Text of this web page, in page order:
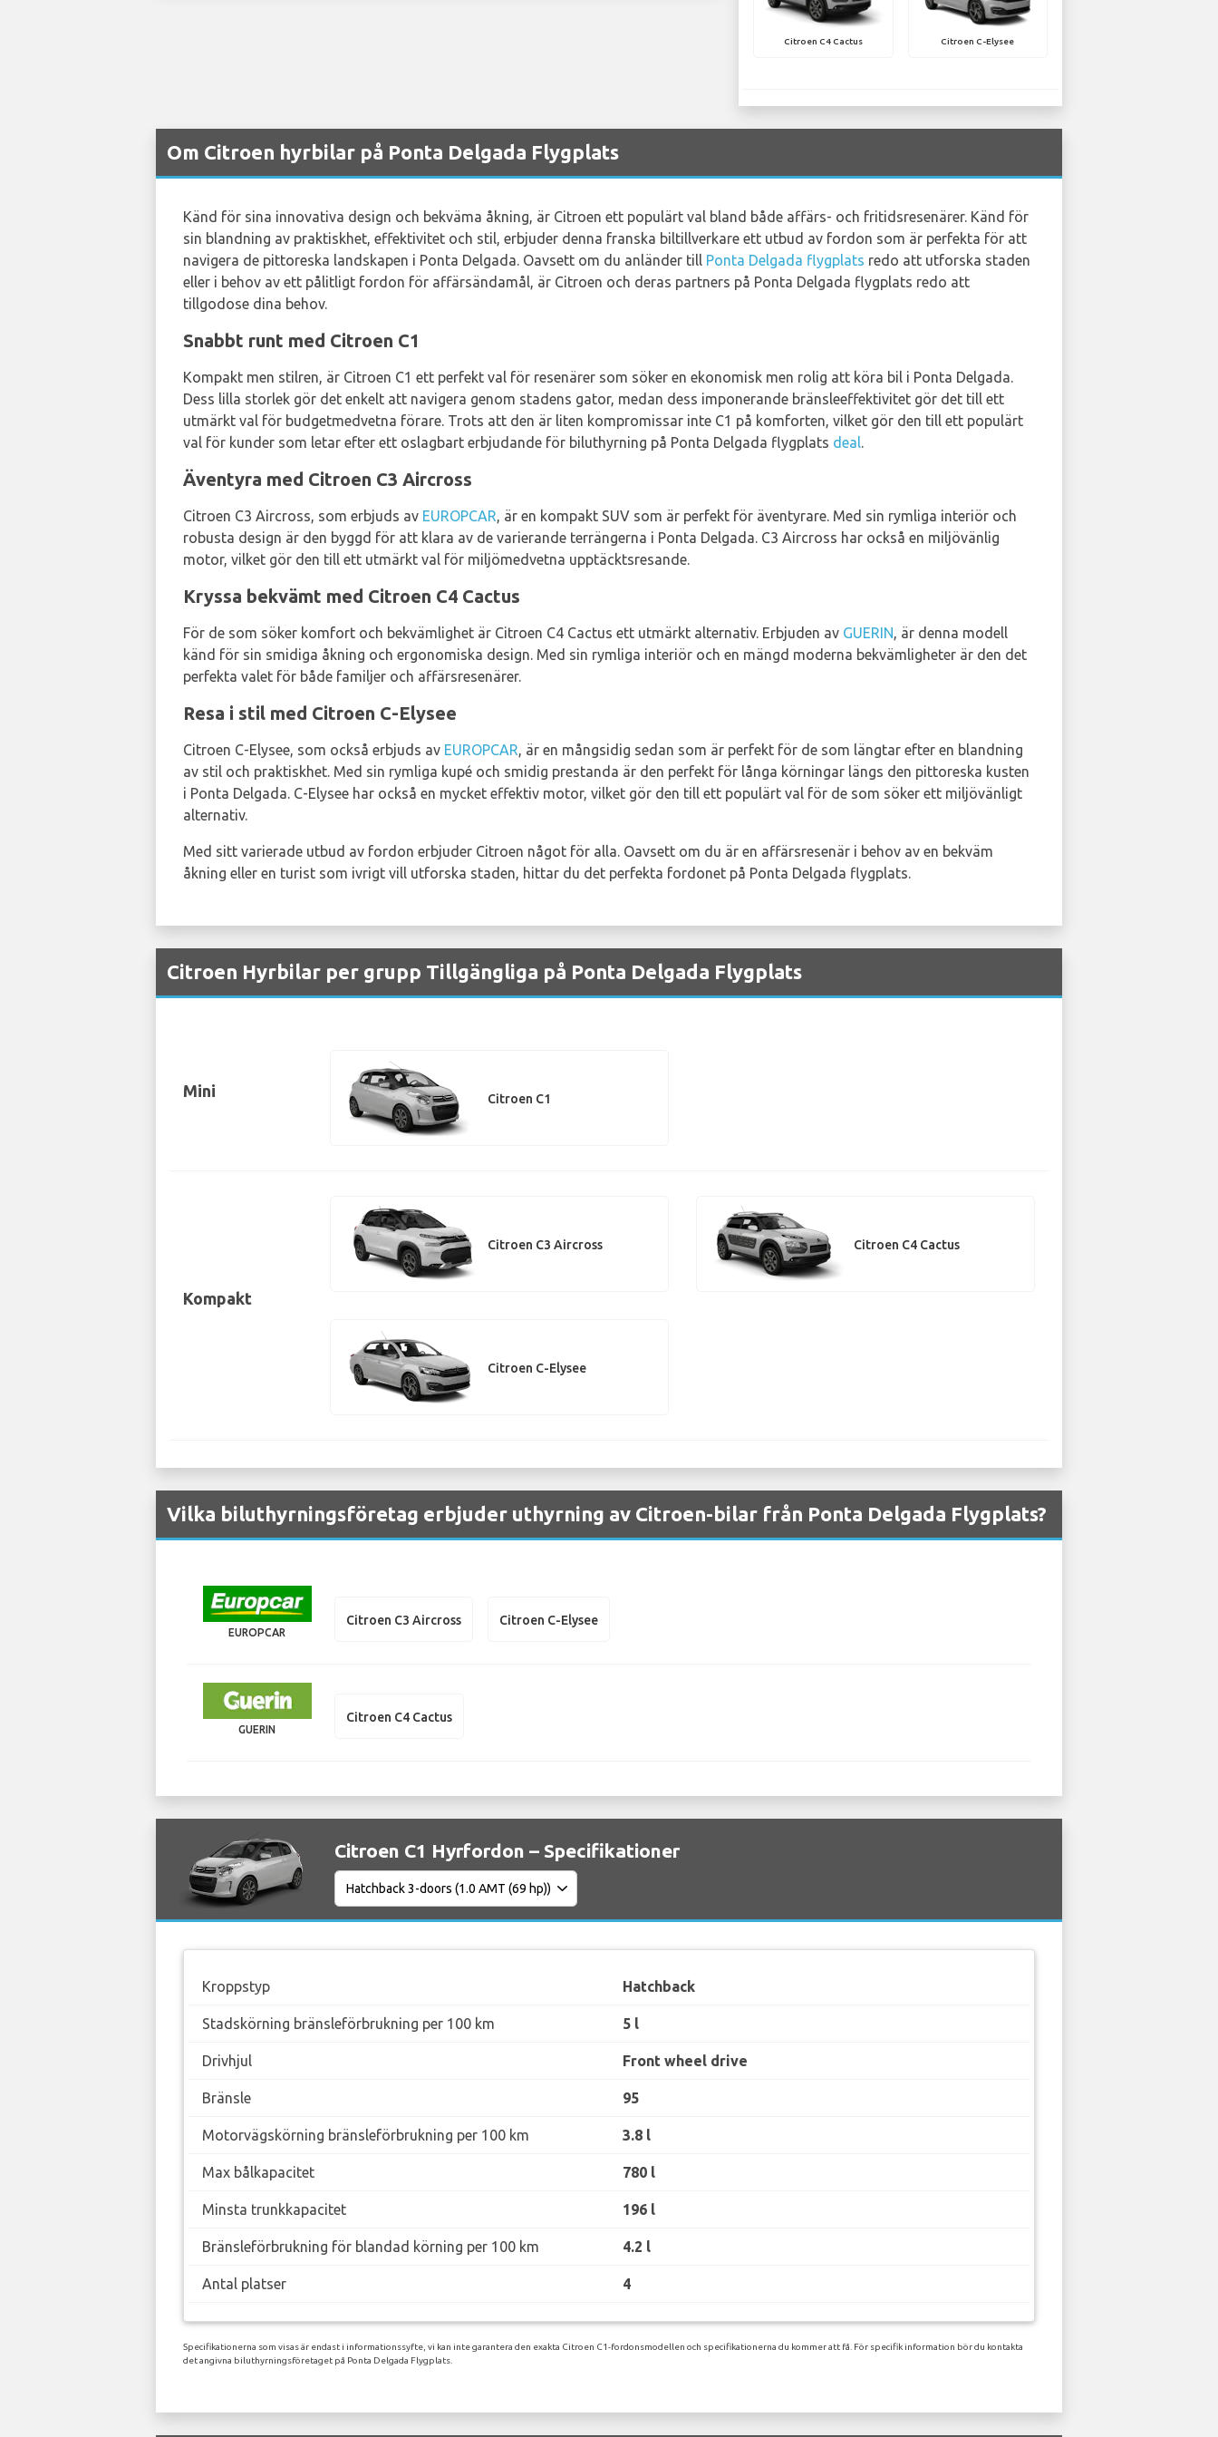
Citroen C4 Cactus Citroen C-Elysee
Om Citroen hyrbilar på Ponta Delgada Flygplats
Känd för sina innovativa design och bekväma åkning, är Citroen ett populärt val bland både affärs- och fritidsresenärer. Känd för
sin blandning av praktiskhet, effektivitet och stil, erbjuder denna franska biltillverkare ett utbud av fordon som är perfekta för att
navigera de pittoreska landskapen i Ponta Delgada. Oavsett om du anländer till Ponta Delgada flygplats redo att utforska staden
eller i behov av ett pålitligt fordon för affärsändamål, är Citroen och deras partners på Ponta Delgada flygplats redo att
tillgodose dina behov.
Snabbt runt med Citroen C1
Kompakt men stilren, är Citroen C1 ett perfekt val för resenärer som söker en ekonomisk men rolig att köra bil i Ponta Delgada.
Dess lilla storlek gör det enkelt att navigera genom stadens gator, medan dess imponerande bränsleeffektivitet gör det till ett
utmärkt val för budgetmedvetna förare. Trots att den är liten kompromissar inte C1 på komforten, vilket gör den till ett populärt
val för kunder som letar efter ett oslagbart erbjudande för biluthyrning på Ponta Delgada flygplats deal.
Äventyra med Citroen C3 Aircross
Citroen C3 Aircross, som erbjuds av EUROPCAR, är en kompakt SUV som är perfekt för äventyrare. Med sin rymliga interiör och
robusta design är den byggd för att klara av de varierande terrängerna i Ponta Delgada. C3 Aircross har också en miljövänlig
motor, vilket gör den till ett utmärkt val för miljömedvetna upptäcktsresande.
Kryssa bekvämt med Citroen C4 Cactus
För de som söker komfort och bekvämlighet är Citroen C4 Cactus ett utmärkt alternativ. Erbjuden av GUERIN, är denna modell
känd för sin smidiga åkning och ergonomiska design. Med sin rymliga interiör och en mängd moderna bekvämligheter är den det
perfekta valet för både familjer och affärsresenärer.
Resa i stil med Citroen C-Elysee
Citroen C-Elysee, som också erbjuds av EUROPCAR, är en mångsidig sedan som är perfekt för de som längtar efter en blandning
av stil och praktiskhet. Med sin rymliga kupé och smidig prestanda är den perfekt för långa körningar längs den pittoreska kusten
i Ponta Delgada. C-Elysee har också en mycket effektiv motor, vilket gör den till ett populärt val för de som söker ett miljövänligt
alternativ.
Med sitt varierade utbud av fordon erbjuder Citroen något för alla. Oavsett om du är en affärsresenär i behov av en bekväm
åkning eller en turist som ivrigt vill utforska staden, hittar du det perfekta fordonet på Ponta Delgada flygplats.
Citroen Hyrbilar per grupp Tillgängliga på Ponta Delgada Flygplats
Mini Citroen C1
Kompakt
Citroen C3 Aircross Citroen C4 Cactus
Citroen C-Elysee
Vilka biluthyrningsföretag erbjuder uthyrning av Citroen-bilar från Ponta Delgada Flygplats?
EUROPCAR
Citroen C3 Aircross Citroen C-Elysee
GUERIN
Citroen C4 Cactus
Citroen C1 Hyrfordon – Specifikationer
Kroppstyp Hatchback
Stadskörning bränsleförbrukning per 100 km 5 l
Drivhjul Front wheel drive
Bränsle 95
Motorvägskörning bränsleförbrukning per 100 km 3.8 l
Max bålkapacitet 780 l
Minsta trunkkapacitet 196 l
Bränsleförbrukning för blandad körning per 100 km 4.2 l
Antal platser 4
Specifikationerna som visas är endast i informationssyfte, vi kan inte garantera den exakta Citroen C1-fordonsmodellen och specifikationerna du kommer att få. För specifik information bör du kontakta
det angivna biluthyrningsföretaget på Ponta Delgada Flygplats.